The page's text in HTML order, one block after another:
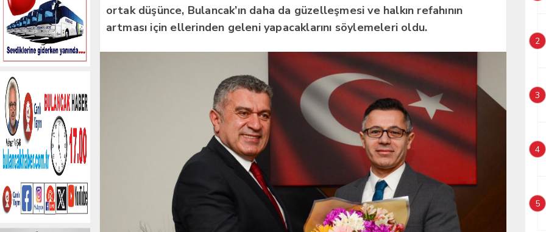
ortak düşünce, Bulancak’ın daha da güzelleşmesi ve halkın refahının
artması için ellerinden geleni yapacaklarını söylemeleri oldu.
2
3
4
5